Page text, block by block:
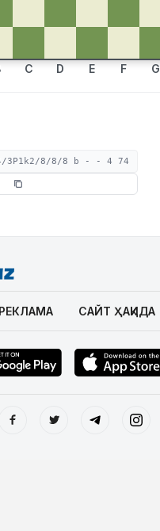
C D E F G
3P1k2/8/8/8 b - - 4 74
РЕКЛАМА САЙТ ҲАҚИДА